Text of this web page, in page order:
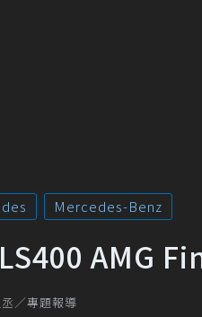
Mercedes-Benz
AMG
／專題報導